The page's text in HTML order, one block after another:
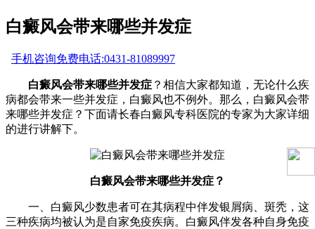
白癜风会带来哪些并发症
手机咨询免费电话:0431-81089997
白癜风会带来哪些并发症 ？相信大家都知道，无论什么疾
病都会带来一些并发症，白癜风也不例外。那么，白癜风会带
来哪些并发症？下面请长春白癜风专科医院的专家为大家详细
的进行讲解下。
白癜风会带来哪些并发症？
一、白癜风少数患者可在其病程中伴发银屑病、斑秃，这
三种疾病均被认为是自家免疫疾病。白癜风伴发各种自身免疫